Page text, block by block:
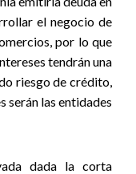
el negocio de
por lo que
tendrán una
riesgo de crédito,
serán las entidades
dada la corta